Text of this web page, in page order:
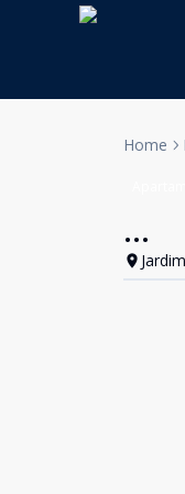
Home
...